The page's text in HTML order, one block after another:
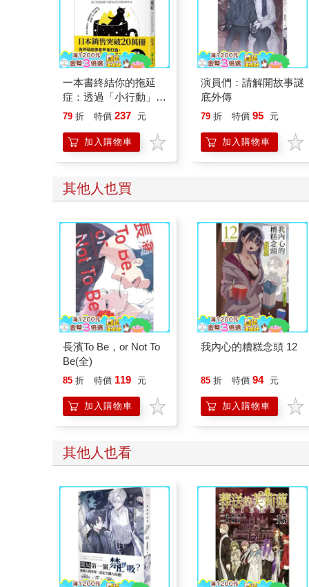
一本書終結你的拖延
症：透過「小行動」打
開大腦的行動開關，懶
的37個科學方法
79 折 特價 237 元
加入購物車
演員們：請解開故事謎
底外傳
79 折 特價 95 元
加入購物車
其他人也買
長濱To Be，or Not To
Be(全)
85 折 特價 119 元
加入購物車
我內心的糟糕念頭 12
85 折 特價 94 元
加入購物車
其他人也看